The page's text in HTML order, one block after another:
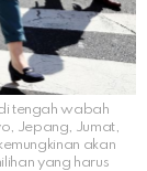
tengah wabah
Jepang, Jumat,
akan
yang harus